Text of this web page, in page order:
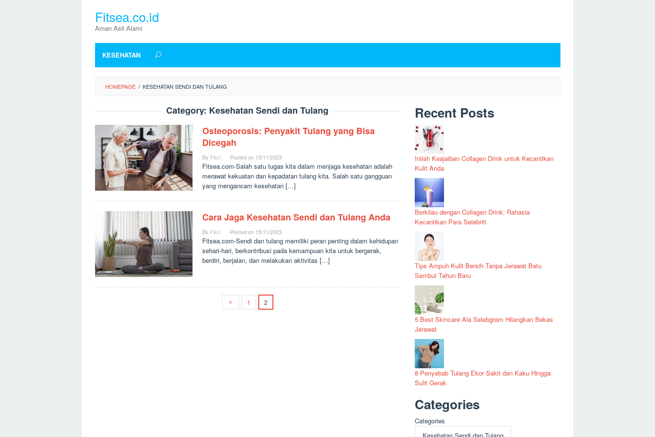
contentFitsea.co.id
Aman Asli Alami
KESEHATAN
HOMEPAGE / KESEHATAN SENDI DAN TULANG
Category: Kesehatan Sendi dan Tulang
Osteoporosis: Penyakit Tulang yang Bisa
Dicegah
By Fikri Posted on 15/11/2023
Fitsea.com-Salah satu tugas kita dalam menjaga kesehatan adalah
merawat kekuatan dan kepadatan tulang kita. Salah satu gangguan
yang mengancam kesehatan […]
Cara Jaga Kesehatan Sendi dan Tulang Anda
By Fikri Posted on 15/11/2023
Fitsea.com-Sendi dan tulang memiliki peran penting dalam kehidupan
sehari-hari, berkontribusi pada kemampuan kita untuk bergerak,
berdiri, berjalan, dan melakukan aktivitas […]
1 2
Recent Posts
Inilah Keajaiban Collagen Drink untuk Kecantikan
Kulit Anda
Berkilau dengan Collagen Drink: Rahasia
Kecantikan Para Selebriti
Tips Ampuh Kulit Bersih Tanpa Jerawat Batu
Sambut Tahun Baru
5 Best Skincare Ala Selebgram Hilangkan Bekas
Jerawat
8 Penyebab Tulang Ekor Sakit dan Kaku Hingga
Sulit Gerak
Categories
Categories